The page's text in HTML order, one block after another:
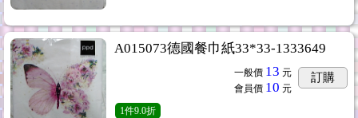
A015073德國餐巾紙33*33-1333649
一般價 13 元
會員價 10 元
訂購
1件9.0折